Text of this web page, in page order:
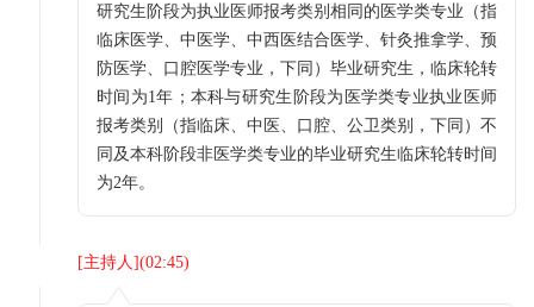
研究生阶段为执业医师报考类别相同的医学类专业（指
临床医学、中医学、中西医结合医学、针灸推拿学、预
防医学、口腔医学专业，下同）毕业研究生，临床轮转
时间为1年；本科与研究生阶段为医学类专业执业医师
报考类别（指临床、中医、口腔、公卫类别，下同）不
同及本科阶段非医学类专业的毕业研究生临床轮转时间
为2年。
[主持人 ](02:45)